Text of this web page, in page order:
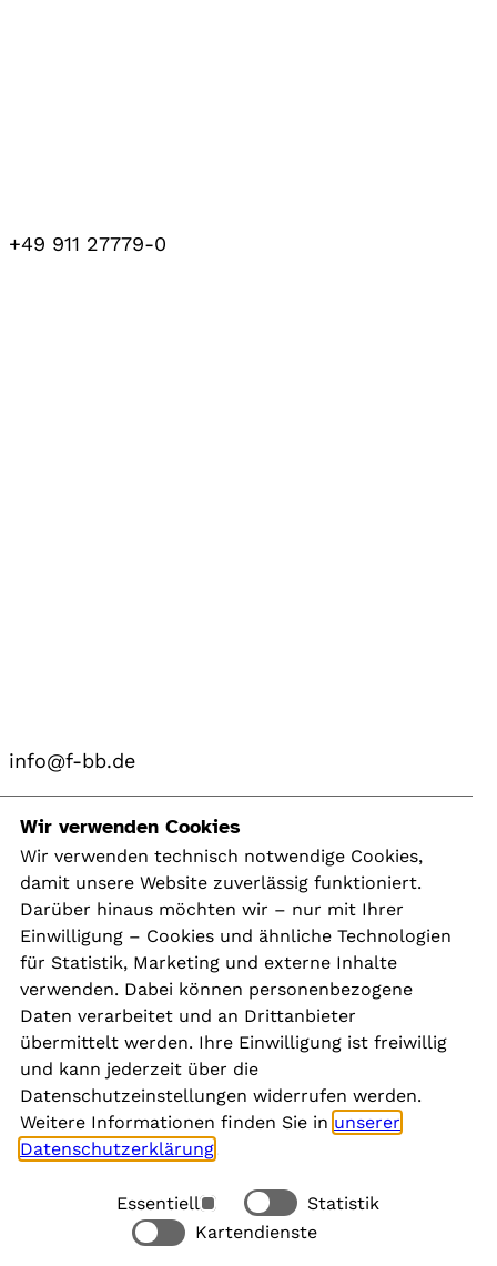
+49 911 27779-0
info@f-bb.de
Navigation
Kontakt
Presse
Aktuelles
Karriere
Newsletter
Social Media
Rechtliches
Wir verwenden Cookies
Wir verwenden technisch notwendige Cookies,
damit unsere Website zuverlässig funktioniert.
Darüber hinaus möchten wir – nur mit Ihrer
Einwilligung – Cookies und ähnliche Technologien
für Statistik, Marketing und externe Inhalte
verwenden. Dabei können personenbezogene
Daten verarbeitet und an Drittanbieter
übermittelt werden. Ihre Einwilligung ist freiwillig
und kann jederzeit über die
Datenschutzeinstellungen widerrufen werden.
Weitere Informationen finden Sie in unserer
Datenschutzerklärung
Essentiell
Statistik
Kartendienste